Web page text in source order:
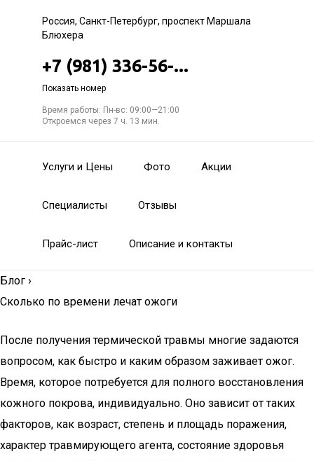
Россия, Санкт-Петербург, проспект Маршала
Блюхера
+7 (981) 336-56-...
Показать номер
Время работы: Пн-вс: 09:00—21:00
Откроемся через 7 ч. 13 мин.
Услуги и Цены Фото Акции
Специалисты Отзывы
Прайс-лист Описание и контакты
Блог ›
Сколько по времени лечат ожоги
После получения термической травмы многие задаются
вопросом, как быстро и каким образом заживает ожог.
Время, которое потребуется для полного восстановления
кожного покрова, индивидуально. Оно зависит от таких
факторов, как возраст, степень и площадь поражения,
характер травмирующего агента, состояние здоровья